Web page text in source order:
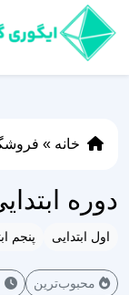
خانه »
دوره
اول ابتدایی پنجم
محبوب‌ترین